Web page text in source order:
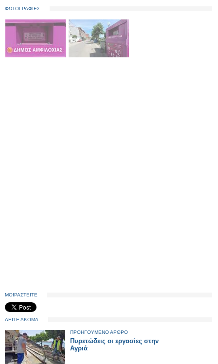
ΦΩΤΟΓΡΑΦΙΕΣ
ΜΟΙΡΑΣΤΕΙΤΕ
ΔΕΙΤΕ ΑΚΟΜΑ
ΠΡΟΗΓΟΥΜΕΝΟ ΑΡΘΡΟ
Πυρετώδεις οι εργασίες στην
Αγριά